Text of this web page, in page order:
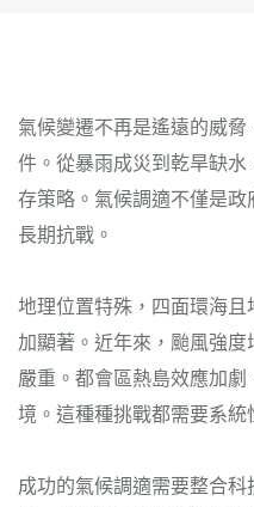
氣候變遷不再是遙遠的威
件。從暴雨成災到乾旱缺
存策略。氣候調適不僅是
長期抗戰。
地理位置特殊，四面環海
加顯著。近年來，颱風強
嚴重。都會區熱島效應加
境。這種種挑戰都需要系統
成功的氣候調適需要整合